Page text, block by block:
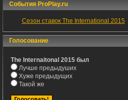
События ProPlay.ru
Сезон ставок The International 2015
Голосование
The Internaitonal 2015 был
Лучше предыдуших
Хуже предыдущих
Такой же